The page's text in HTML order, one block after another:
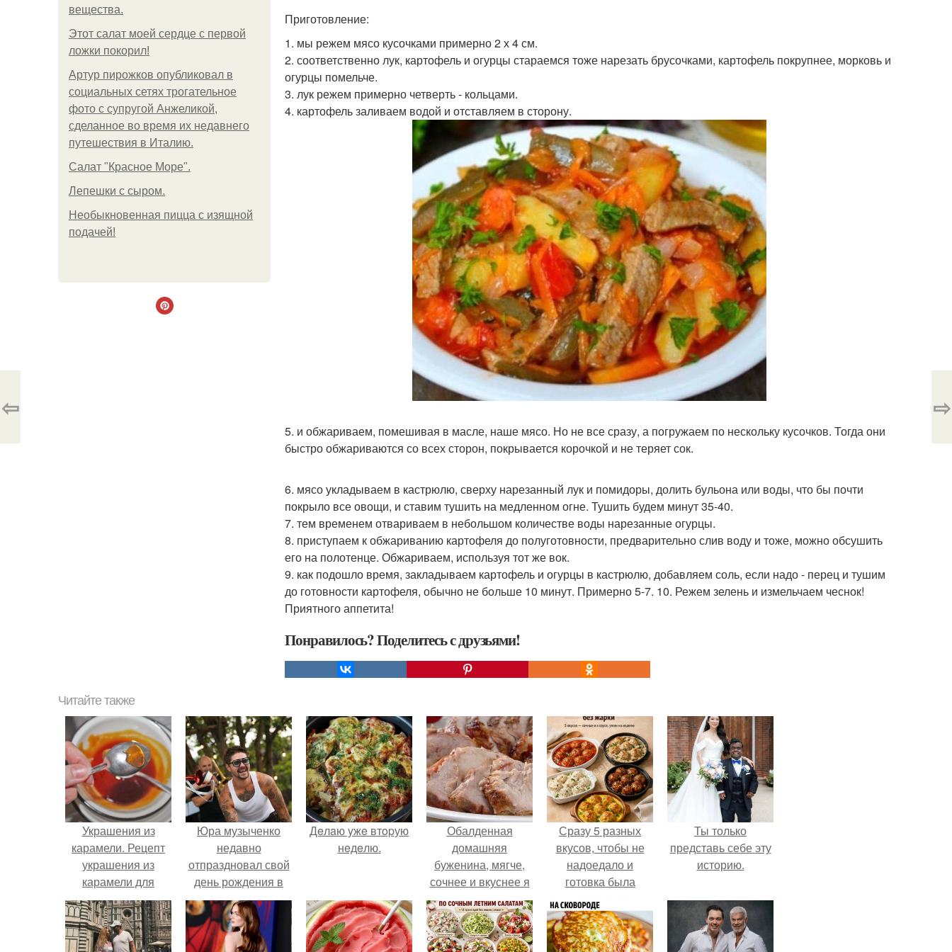
вещества.
Этот салат моей сердце с первой
ложки покорил!
Артур пирожков опубликовал в
социальных сетях трогательное
фото с супругой Анжеликой,
сделанное во время их недавнего
путешествия в Италию.
Салат "Красное Море".
Лепешки с сыром.
Необыкновенная пицца с изящной
подачей!
Приготовление:
1. мы режем мясо кусочками примерно 2 х 4 см.
2. соответственно лук, картофель и огурцы стараемся тоже нарезать брусочками, картофель покрупнее, морковь и
огурцы помельче.
3. лук режем примерно четверть - кольцами.
4. картофель заливаем водой и отставляем в сторону.
5. и обжариваем, помешивая в масле, наше мясо. Но не все сразу, а погружаем по нескольку кусочков. Тогда они
быстро обжариваются со всех сторон, покрывается корочкой и не теряет сок.
6. мясо укладываем в кастрюлю, сверху нарезанный лук и помидоры, долить бульона или воды, что бы почти
покрыло все овощи, и ставим тушить на медленном огне. Тушить будем минут 35-40.
7. тем временем отвариваем в небольшом количестве воды нарезанные огурцы.
8. приступаем к обжариванию картофеля до полуготовности, предварительно слив воду и тоже, можно обсушить
его на полотенце. Обжариваем, используя тот же вок.
9. как подошло время, закладываем картофель и огурцы в кастрюлю, добавляем соль, если надо - перец и тушим
до готовности картофеля, обычно не больше 10 минут. Примерно 5-7. 10. Режем зелень и измельчаем чеснок!
Приятного аппетита!
Понравилось? Поделитесь с друзьями!
⇦ ⇨
Читайте также
Украшения из
карамели. Рецепт
украшения из
карамели для
тортов и пирожных.
Юра музыченко
недавно
отпраздновал свой
день рождения в
кругу самых
близких и родных
людей.
Дeлaю yжe втopую
нeдeлю.
Обалденная
домашняя
буженина, мягче,
сочнее и вкуснее я
не ела!
Сразу 5 разных
вкусов, чтобы не
надоедало и
готовка была
проще.
Ты только
представь себе эту
историю.